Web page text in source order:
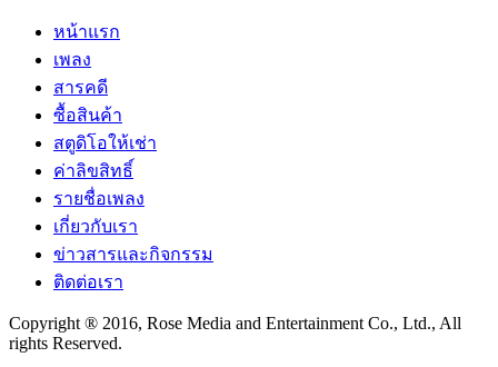
หน้าแรก
เพลง
สารคดี
ซื้อสินค้า
สตูดิโอให้เช่า
ค่าลิขสิทธิ์
รายชื่อเพลง
เกี่ยวกับเรา
ข่าวสารและกิจกรรม
ติดต่อเรา
Copyright ® 2016, Rose Media and Entertainment Co., Ltd., All
rights Reserved.